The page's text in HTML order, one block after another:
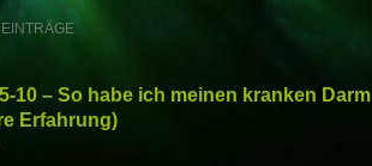
10 – So habe ich meinen kranken Darm
Erfahrung)